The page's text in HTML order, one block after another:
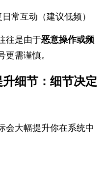
常互动（建议低频）
往是由于恶意操作或频
更需谨慎。
细节：细节决定
会大幅提升你在系统中